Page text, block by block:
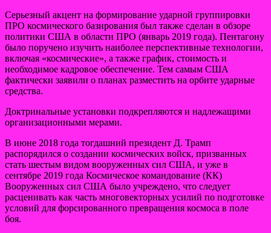
Серьезный акцент на формирование ударной группировки
ПРО космического базирования был также сделан в обзоре
политики США в области ПРО (январь 2019 года). Пентагону
было поручено изучить наиболее перспективные технологии,
включая «космические», а также график, стоимость и
необходимое кадровое обеспечение. Тем самым США
фактически заявили о планах разместить на орбите ударные
средства.
Доктринальные установки подкрепляются и надлежащими
организационными мерами.
В июне 2018 года тогдашний президент Д. Трамп
распорядился о создании космических войск, призванных
стать шестым видом вооруженных сил США, и уже в
сентябре 2019 года Космическое командование (КК)
Вооруженных сил США было учреждено, что следует
расценивать как часть многовекторных усилий по подготовке
условий для форсированного превращения космоса в поле
боя.